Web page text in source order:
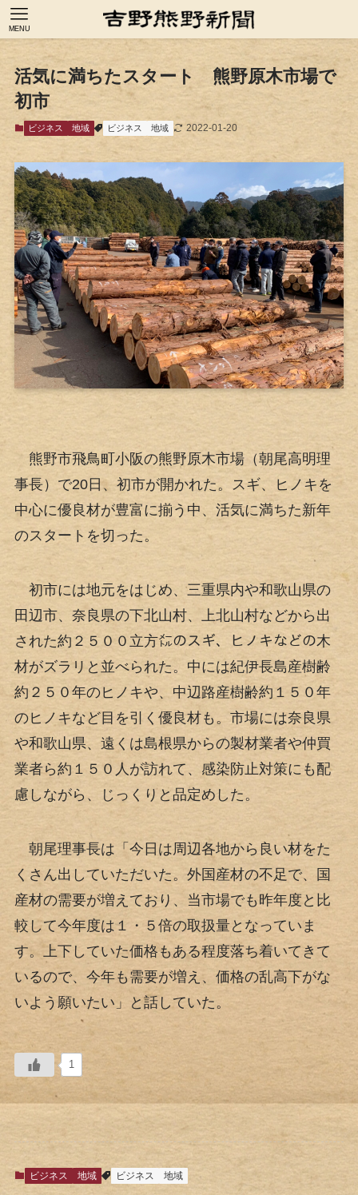
MENU
活気に満ちたスタート 熊野原木市場で
初市
ビジネス 地域 ビジネス 地域 2022-01-20
熊野市飛鳥町小阪の熊野原木市場（朝尾高明理
事長）で20日、初市が開かれた。スギ、ヒノキを
中心に優良材が豊富に揃う中、活気に満ちた新年
のスタートを切った。
初市には地元をはじめ、三重県内や和歌山県の
田辺市、奈良県の下北山村、上北山村などから出
された約２５００立方㍍のスギ、ヒノキなどの木
材がズラリと並べられた。中には紀伊長島産樹齢
約２５０年のヒノキや、中辺路産樹齢約１５０年
のヒノキなど目を引く優良材も。市場には奈良県
や和歌山県、遠くは島根県からの製材業者や仲買
業者ら約１５０人が訪れて、感染防止対策にも配
慮しながら、じっくりと品定めした。
朝尾理事長は「今日は周辺各地から良い材をた
くさん出していただいた。外国産材の不足で、国
産材の需要が増えており、当市場でも昨年度と比
較して今年度は１・５倍の取扱量となっていま
す。上下していた価格もある程度落ち着いてきて
いるので、今年も需要が増え、価格の乱高下がな
いよう願いたい」と話していた。
1
ビジネス 地域 ビジネス 地域